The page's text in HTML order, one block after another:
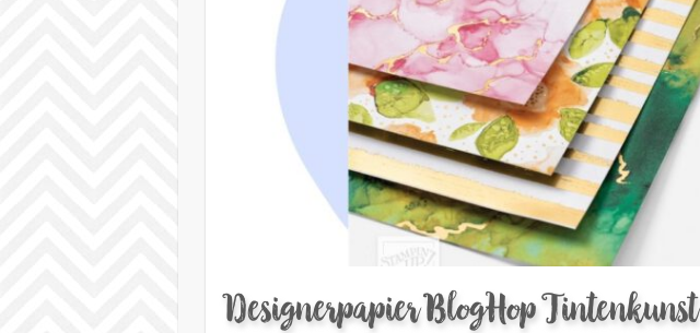
Designerpapier BlogHop Tintenkunst